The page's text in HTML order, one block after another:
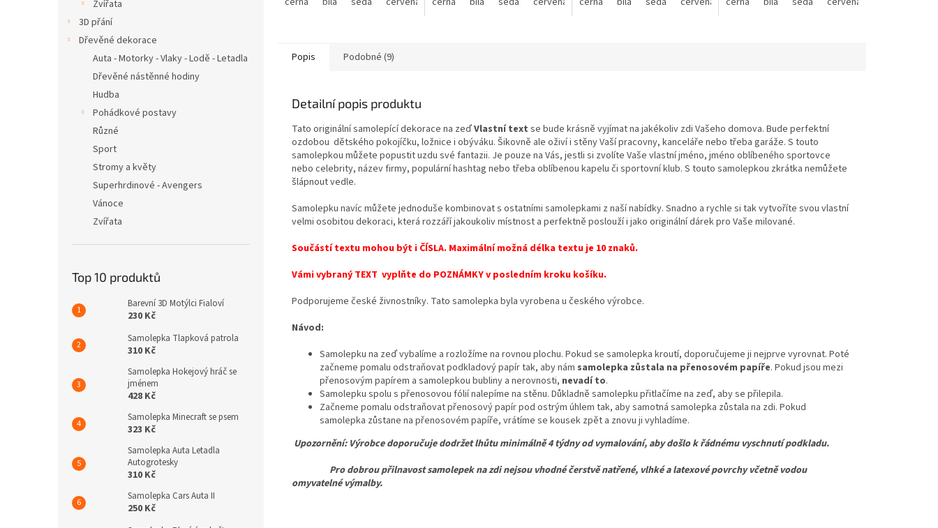
Zvířata
3D přání
Dřevěné dekorace
Auta - Motorky - Vlaky - Lodě - Letadla
Dřevěné nástěnné hodiny
Hudba
Pohádkové postavy
Různé
Sport
Stromy a květy
Superhrdinové - Avengers
Vánoce
Zvířata
Top 10 produktů
Barevní 3D Motýlci Fialoví
230 Kč
Samolepka Tlapková patrola
310 Kč
Samolepka Hokejový hráč se
jménem
428 Kč
Samolepka Minecraft se psem
323 Kč
Samolepka Auta Letadla
Autogrotesky
310 Kč
Samolepka Cars Auta II
250 Kč
Popis Podobné (9)
Detailní popis produktu
Tato originální samolepící dekorace na zeďVlastní text se bude krásně vyjímat na jakékoliv zdi Vašeho domova. Bude perfektní
ozdobou dětského pokojíčku, ložnice i obýváku. Šikovně ale oživí i stěny Vaší pracovny, kanceláře nebo třeba garáže. S touto
samolepkou můžete popustit uzdu své fantazii. Je pouze na Vás, jestli si zvolíte Vaše vlastní jméno, jméno oblíbeného sportovce
nebo celebrity, název firmy, populární hashtag nebo třeba oblíbenou kapelu či sportovní klub. S touto samolepkou zkrátka nemůžete
šlápnout vedle.
Samolepku navíc můžete jednoduše kombinovat s ostatními samolepkami z naší nabídky. Snadno a rychle si tak vytvoříte svou vlastní
velmi osobitou dekoraci, která rozzáří jakoukoliv místnost a perfektně poslouží i jako originální dárek pro Vaše milované.
Součástí textu mohou být i ČÍSLA. Maximální možná délka textu je 10 znaků.
Vámi vybraný TEXT vyplňte do POZNÁMKY v posledním kroku košíku.
Podporujeme české živnostníky. Tato samolepka byla vyrobena u českého výrobce.
Návod:
Samolepku na zeď vybalíme a rozložíme na rovnou plochu. Pokud se samolepka kroutí, doporučujeme ji nejprve vyrovnat. Poté
začneme pomalu odstraňovat podkladový papír tak, aby nám samolepka zůstala na přenosovém papíře. Pokud jsou mezi
přenosovým papírem a samolepkou bubliny a nerovnosti, nevadí to.
Samolepku spolu s přenosovou fólií nalepíme na stěnu. Důkladně samolepku přitlačíme na zeď, aby se přilepila.
Začneme pomalu odstraňovat přenosový papír pod ostrým úhlem tak, aby samotná samolepka zůstala na zdi. Pokud
samolepka zůstane na přenosovém papíře, vrátíme se kousek zpět a znovu ji vyhladíme.
Upozornění: Výrobce doporučuje dodržet lhůtu minimálně 4 týdny od vymalování, aby došlo k řádnému vyschnutí podkladu.
Pro dobrou přilnavost samolepek na zdi nejsou vhodné čerstvě natřené, vlhké a latexové povrchy včetně vodou
omyvatelné výmalby.